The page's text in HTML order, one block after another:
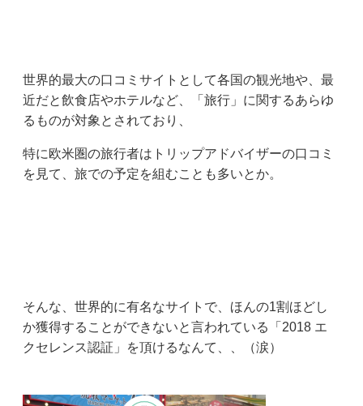
世界的最大の口コミサイトとして各国の観光地や、最
近だと飲食店やホテルなど、「旅行」に関するあらゆ
るものが対象とされており、
特に欧米圏の旅行者はトリップアドバイザーの口コミ
を見て、旅での予定を組むことも多いとか。
そんな、世界的に有名なサイトで、ほんの1割ほどし
か獲得することができないと言われている「2018 エ
クセレンス認証」を頂けるなんて、、（涙）